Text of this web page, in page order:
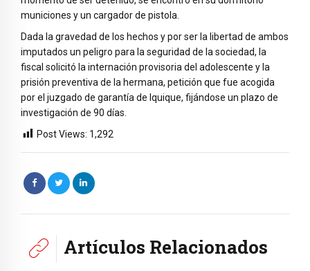
municiones y un cargador de pistola.
Dada la gravedad de los hechos y por ser la libertad de ambos
imputados un peligro para la seguridad de la sociedad, la
fiscal solicitó la internación provisoria del adolescente y la
prisión preventiva de la hermana, petición que fue acogida
por el juzgado de garantía de Iquique, fijándose un plazo de
investigación de 90 días.
Post Views: 1,292
Artículos Relacionados